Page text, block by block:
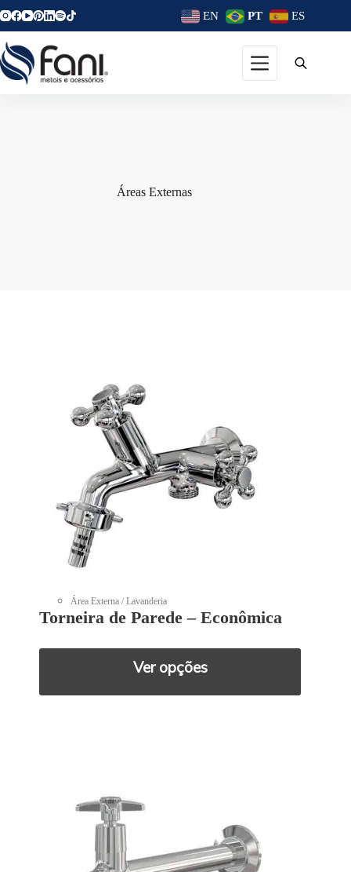
EN PT ES
Áreas Externas
Área Externa / Lavanderia
Torneira de Parede – Econômica
Ver opções